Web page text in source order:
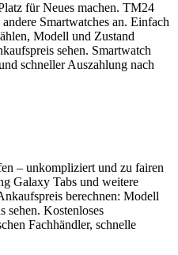
für Neues machen. TM24
Smartwatches an. Einfach
Modell und Zustand
sehen. Smartwatch
schneller Auszahlung nach
– unkompliziert und zu fairen
Galaxy Tabs und weitere
berechnen: Modell
sehen. Kostenloses
Fachhändler, schnelle